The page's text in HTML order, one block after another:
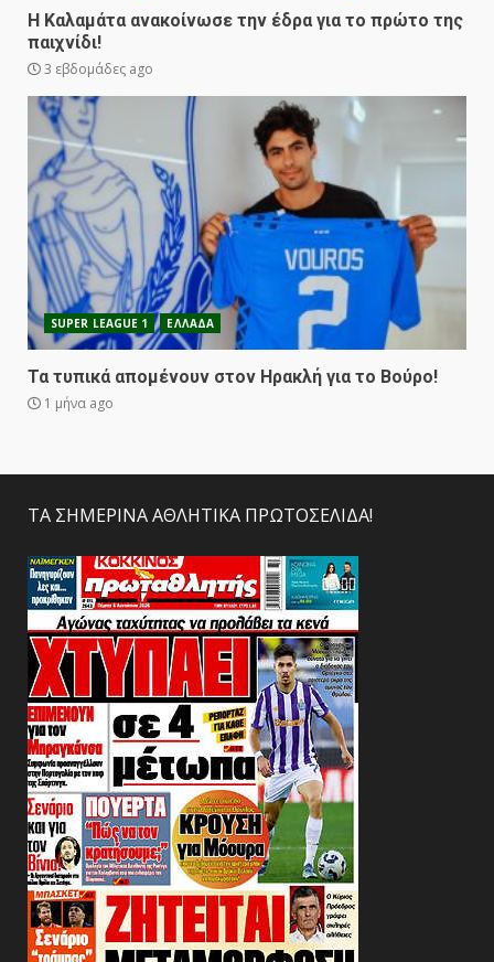
Η Καλαμάτα ανακοίνωσε την έδρα για το πρώτο της
παιχνίδι!
3 εβδομάδες ago
SUPER LEAGUE 1 ΕΛΛΑΔΑ
Τα τυπικά απομένουν στον Ηρακλή για το Βούρο!
1 μήνα ago
ΤΑ ΣΗΜΕΡΙΝΑ ΑΘΛΗΤΙΚΑ ΠΡΩΤΟΣΕΛΙΔΑ!